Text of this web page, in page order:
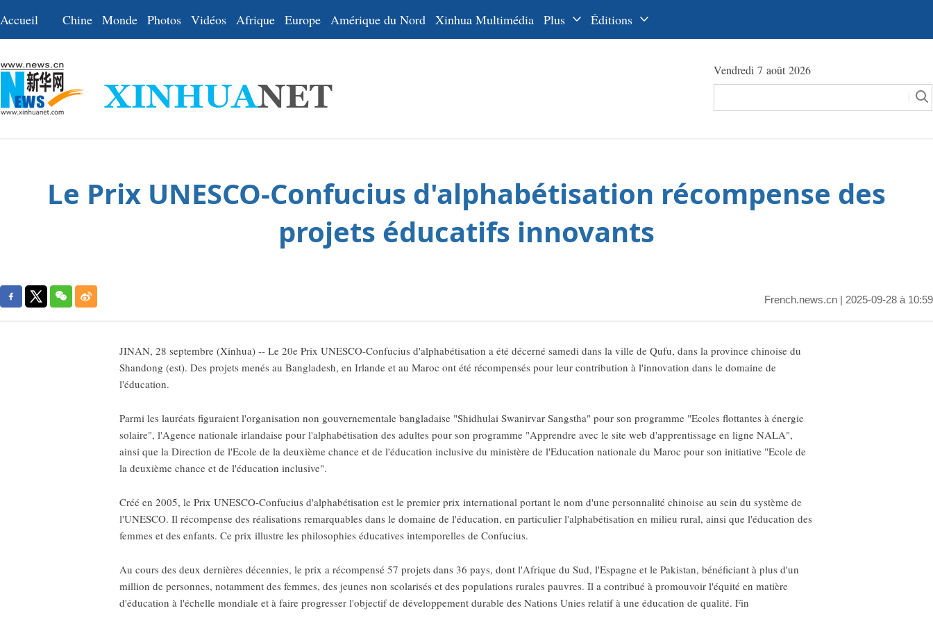
Accueil Chine Monde Photos Vidéos Afrique Europe Amérique du Nord Xinhua Multimédia Plus Éditions
عربي
日本語
Vendredi 7 août 2026
Le Prix UNESCO-Confucius d'alphabétisation récompense des
projets éducatifs innovants
French.news.cn | 2025-09-28 à 10:59
JINAN, 28 septembre (Xinhua) -- Le 20e Prix UNESCO-Confucius d'alphabétisation a été décerné samedi dans la ville de Qufu, dans la province chinoise du
Shandong (est). Des projets menés au Bangladesh, en Irlande et au Maroc ont été récompensés pour leur contribution à l'innovation dans le domaine de
l'éducation.
Parmi les lauréats figuraient l'organisation non gouvernementale bangladaise "Shidhulai Swanirvar Sangstha" pour son programme "Ecoles flottantes à énergie
solaire", l'Agence nationale irlandaise pour l'alphabétisation des adultes pour son programme "Apprendre avec le site web d'apprentissage en ligne NALA",
ainsi que la Direction de l'Ecole de la deuxième chance et de l'éducation inclusive du ministère de l'Education nationale du Maroc pour son initiative "Ecole de
la deuxième chance et de l'éducation inclusive".
Créé en 2005, le Prix UNESCO-Confucius d'alphabétisation est le premier prix international portant le nom d'une personnalité chinoise au sein du système de
l'UNESCO. Il récompense des réalisations remarquables dans le domaine de l'éducation, en particulier l'alphabétisation en milieu rural, ainsi que l'éducation des
femmes et des enfants. Ce prix illustre les philosophies éducatives intemporelles de Confucius.
Au cours des deux dernières décennies, le prix a récompensé 57 projets dans 36 pays, dont l'Afrique du Sud, l'Espagne et le Pakistan, bénéficiant à plus d'un
million de personnes, notamment des femmes, des jeunes non scolarisés et des populations rurales pauvres. Il a contribué à promouvoir l'équité en matière
d'éducation à l'échelle mondiale et à faire progresser l'objectif de développement durable des Nations Unies relatif à une éducation de qualité. Fin